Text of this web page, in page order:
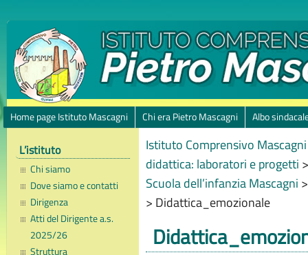
Home page Istituto Mascagni Chi era Pietro Mascagni Albo
L’istituto
Chi siamo
Dove siamo e contatti
Dirigenza
Atti del Dirigente a.s.
2025/26
Struttura
Istituto Comprensivo
didattica: laboratori e progetti
Scuola dell’infanzia Mascagni
> Didattica_emozionale